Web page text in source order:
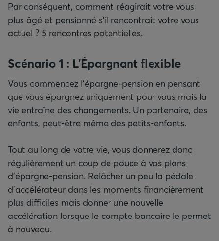
Par conséquent, comment réagirait votre vous
plus âgé et pensionné s’il rencontrait votre vous
actuel ? 5 rencontres potentielles.
Scénario 1 : L’Épargnant flexible
Vous commencez l’épargne-pension en pensant
que vous épargnez uniquement pour vous mais la
vie entraîne des changements. Un partenaire, des
enfants, peut-être même des petits-enfants.
Tout au long de votre vie, vous donnerez donc
régulièrement un coup de pouce à vos plans
d’épargne-pension. Relâcher un peu la pédale
d’accélérateur dans les moments financièrement
plus difficiles mais donner une nouvelle
accélération lorsque le compte bancaire le permet
à nouveau.